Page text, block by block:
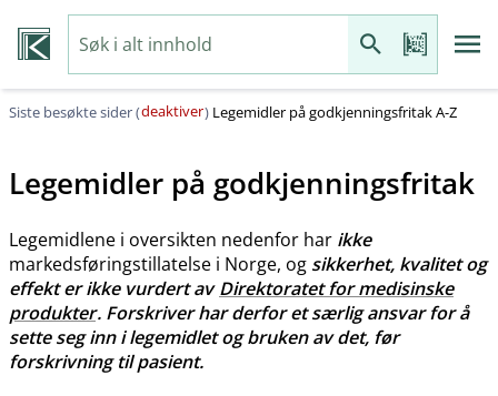
Siste besøkte sider (deaktiver) Legemidler på godkjenningsfritak A-Z
Legemidler på godkjenningsfritak
Legemidlene i oversikten nedenfor har ikke
markedsføringstillatelse i Norge, og sikkerhet, kvalitet og
effekt er ikke vurdert avDirektoratet for medisinske
produkter. Forskriver har derfor et særlig ansvar for å
sette seg inn i legemidlet og bruken av det, før
forskrivning til pasient.